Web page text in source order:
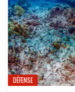
DÉFENSE